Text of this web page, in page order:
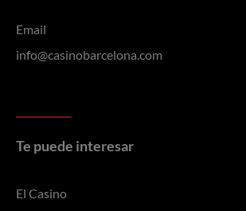
Email
info@casinobarcelona.com
Te puede interesar
El Casino